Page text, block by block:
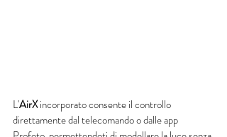
L'AirX incorporato consente il controllo
direttamente dal telecomando o dalle app